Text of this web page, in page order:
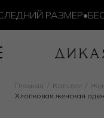
РАЗМЕР•
Главная Каталог
Хлопковая женская